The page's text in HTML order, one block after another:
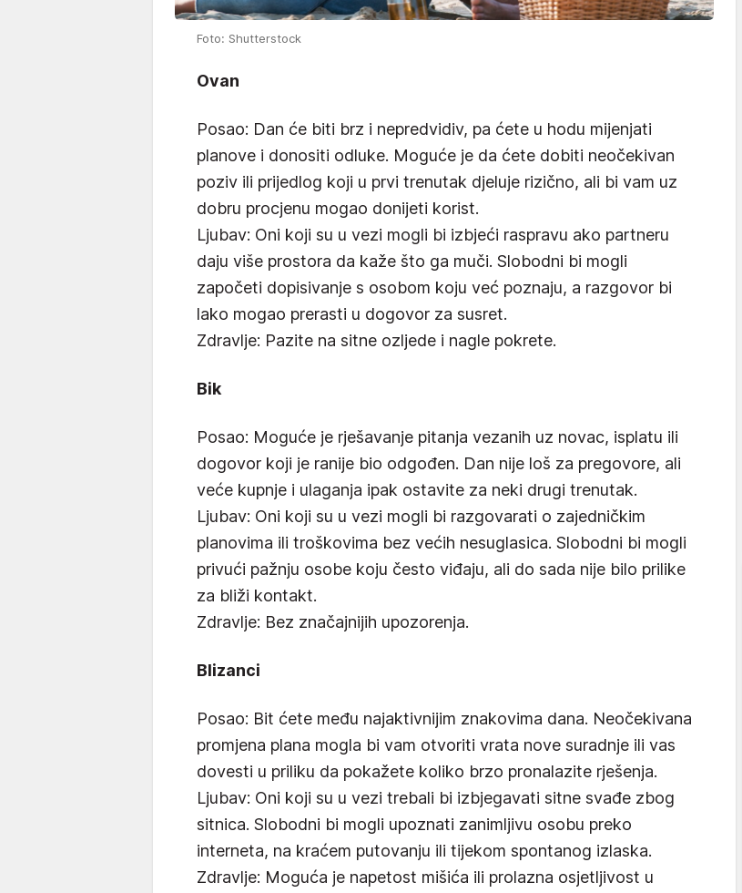
Foto: Shutterstock
Ovan
Posao: Dan će biti brz i nepredvidiv, pa ćete u hodu mijenjati
planove i donositi odluke. Moguće je da ćete dobiti neočekivan
poziv ili prijedlog koji u prvi trenutak djeluje rizično, ali bi vam uz
dobru procjenu mogao donijeti korist.
Ljubav: Oni koji su u vezi mogli bi izbjeći raspravu ako partneru
daju više prostora da kaže što ga muči. Slobodni bi mogli
započeti dopisivanje s osobom koju već poznaju, a razgovor bi
lako mogao prerasti u dogovor za susret.
Zdravlje: Pazite na sitne ozljede i nagle pokrete.
Bik
Posao: Moguće je rješavanje pitanja vezanih uz novac, isplatu ili
dogovor koji je ranije bio odgođen. Dan nije loš za pregovore, ali
veće kupnje i ulaganja ipak ostavite za neki drugi trenutak.
Ljubav: Oni koji su u vezi mogli bi razgovarati o zajedničkim
planovima ili troškovima bez većih nesuglasica. Slobodni bi mogli
privući pažnju osobe koju često viđaju, ali do sada nije bilo prilike
za bliži kontakt.
Zdravlje: Bez značajnijih upozorenja.
Blizanci
Posao: Bit ćete među najaktivnijim znakovima dana. Neočekivana
promjena plana mogla bi vam otvoriti vrata nove suradnje ili vas
dovesti u priliku da pokažete koliko brzo pronalazite rješenja.
Ljubav: Oni koji su u vezi trebali bi izbjegavati sitne svađe zbog
sitnica. Slobodni bi mogli upoznati zanimljivu osobu preko
interneta, na kraćem putovanju ili tijekom spontanog izlaska.
Zdravlje: Moguća je napetost mišića ili prolazna osjetljivost u